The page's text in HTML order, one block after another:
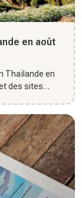
en août
Thaïlande en
des sites